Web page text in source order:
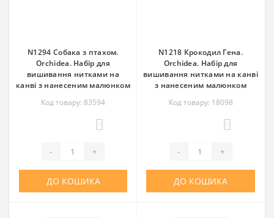
N1294 Собака з птахом.
Orchidea. Набір для
вишивання нитками на
канві з нанесеним малюнком
Код товару: 83594
- +
ДО КОШИКА
N1218 Крокодил Гена.
Orchidea. Набір для
вишивання нитками на канві
з нанесеним малюнком
Код товару: 18098
- +
ДО КОШИКА